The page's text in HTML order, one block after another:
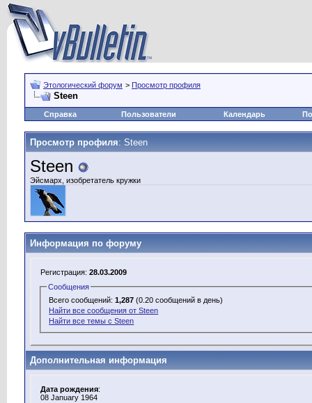
Этологический форум > Просмотр профиля
Steen
Справка Пользователи Календарь
Просмотр профиля: Steen
Steen
Эйсмарх, изобретатель кружки
Информация по форуму
Регистрация: 28.03.2009
Сообщения
Всего сообщений:1,287 (0.20 сообщений в день)
Найти все сообщения от Steen
Найти все темы с Steen
Дополнительная информация
Дата рождения:
08 January 1964